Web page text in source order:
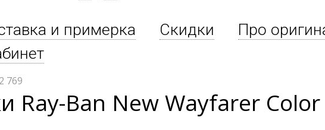
и примерка Скидки
Про
769
Ban New Wayfarer Color